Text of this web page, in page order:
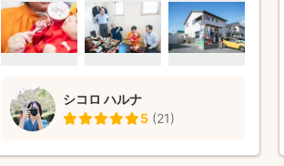
シコロ ハルナ
5 (21)